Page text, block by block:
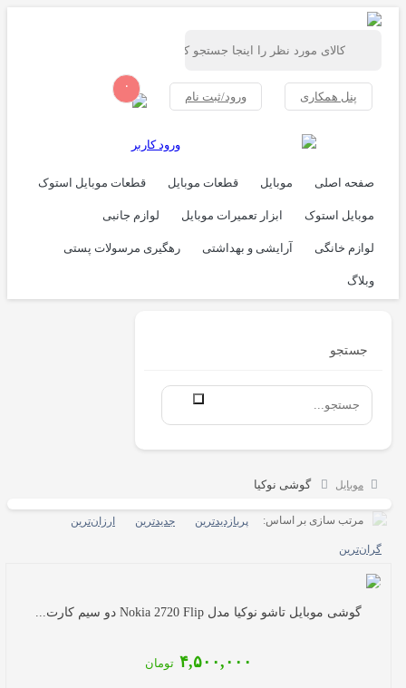
پنل همکاری ورود/ثبت نام
۰
ورود کاربر
صفحه اصلی موبایل قطعات موبایل قطعات موبایل استوک
موبایل استوک ابزار تعمیرات موبایل لوازم جانبی
لوازم خانگی آرایشی و بهداشتی رهگیری مرسولات پستی
وبلاگ
جستجو
موبایل گوشی نوکیا
مرتب سازی بر اساس: پربازدیدترین جدیدترین ارزان‌ترین
گران‌ترین
گوشی موبایل تاشو نوکیا مدل Nokia 2720 Flip دو سیم کارت...
۴,۵۰۰,۰۰۰تومان